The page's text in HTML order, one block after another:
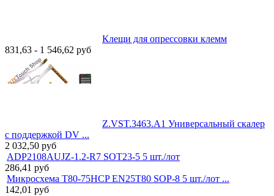
Клещи для опрессовки клемм
831,63 - 1 546,62 руб
Z.VST.3463.A1 Универсальный скалер
с поддержкой DV ...
2 032,50 руб
ADP2108AUJZ-1.2-R7 SOT23-5 5 шт./лот
286,41 руб
Микросхема T80-75HCP EN25T80 SOP-8 5 шт./лот ...
142,01 руб